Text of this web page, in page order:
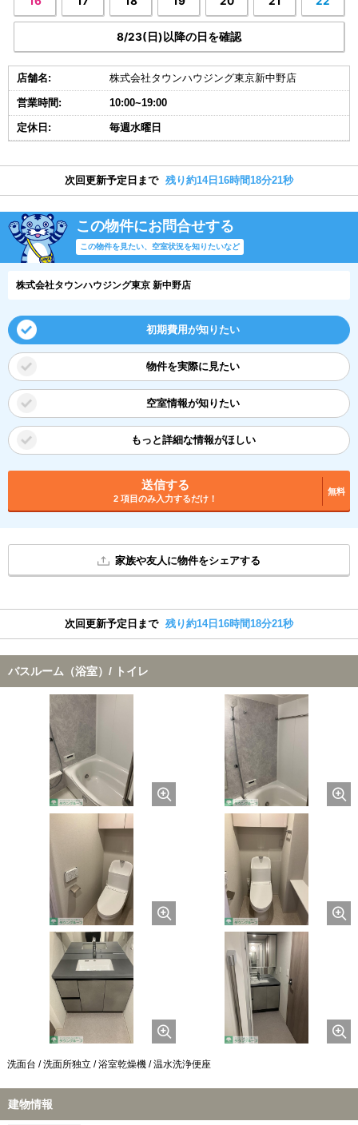
8/23(日)以降の日を確認
店舗名: 株式会社タウンハウジング東京新中野店
営業時間: 10:00~19:00
定休日: 毎週水曜日
次回更新予定日まで 残り約14日16時間18分20秒
この物件にお問合せする
この物件を見たい、空室状況を知りたいなど
株式会社タウンハウジング東京 新中野店
初期費用が知りたい
物件を実際に見たい
空室情報が知りたい
もっと詳細な情報がほしい
送信する
2 項目のみ入力するだけ！
無料
家族や友人に物件をシェアする
次回更新予定日まで 残り約14日16時間18分20秒
バスルーム（浴室）/ トイレ
洗面台 / 洗面所独立 / 浴室乾燥機 / 温水洗浄便座
建物情報